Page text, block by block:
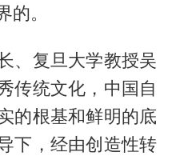
的。
、复旦大学教授吴
传统文化，中国自
的根基和鲜明的底
下，经由创造性转